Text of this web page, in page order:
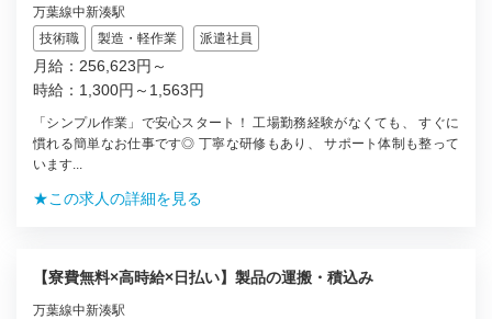
万葉線中新湊駅
技術職
製造・軽作業 派遣社員
月給：256,623円～
時給：1,300円～1,563円
「シンプル作業」で安心スタート！ 工場勤務経験がなくても、 すぐに
慣れる簡単なお仕事です◎ 丁寧な研修もあり、 サポート体制も整って
います...
★この求人の詳細を見る
【寮費無料×高時給×日払い】製品の運搬・積込み
万葉線中新湊駅